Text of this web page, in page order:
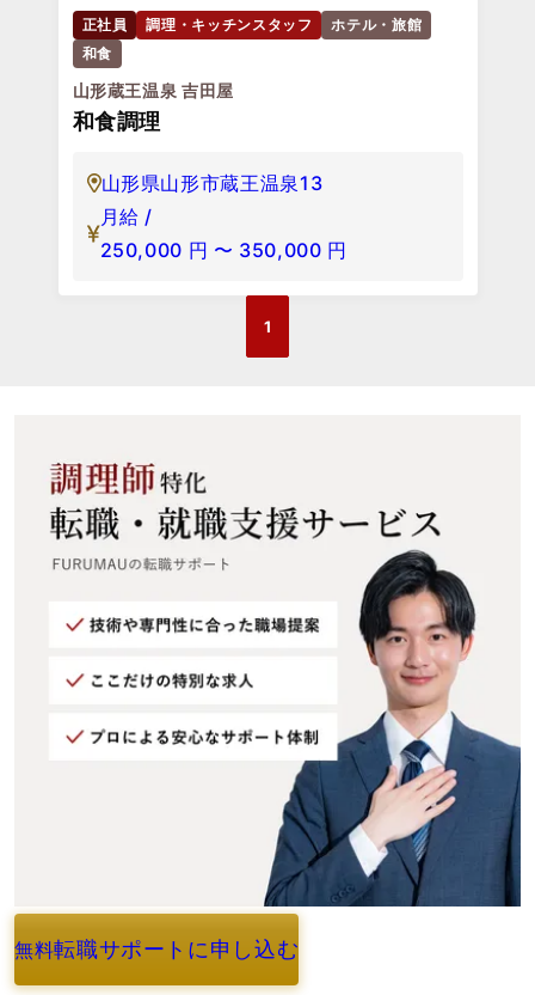
正社員 調理・キッチンスタッフ
ホテル・旅館
和食
山形蔵王温泉 吉田屋
和食調理
山形県山形市蔵王温泉13
月給 /
250,000 円 〜 350,000 円
1
無料転職サポートに申し込む
よくあるご質問